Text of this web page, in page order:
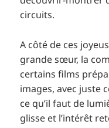
circuits.
A côté de ces
grande sœur, la
certains films
images, avec juste
ce qu’il faut de
glisse et l’intérêt